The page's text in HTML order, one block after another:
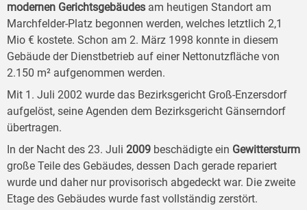
modernen Gerichtsgebäudes am heutigen Standort am
Marchfelder-Platz begonnen werden, welches letztlich 2,1
Mio € kostete. Schon am 2. März 1998 konnte in diesem
Gebäude der Dienstbetrieb auf einer Nettonutzfläche von
2.150 m² aufgenommen werden.
Mit 1. Juli 2002 wurde das Bezirksgericht Groß-Enzersdorf
aufgelöst, seine Agenden dem Bezirksgericht Gänserndorf
übertragen.
In der Nacht des 23. Juli 2009 beschädigte ein Gewittersturm
große Teile des Gebäudes, dessen Dach gerade repariert
wurde und daher nur provisorisch abgedeckt war. Die zweite
Etage des Gebäudes wurde fast vollständig zerstört.